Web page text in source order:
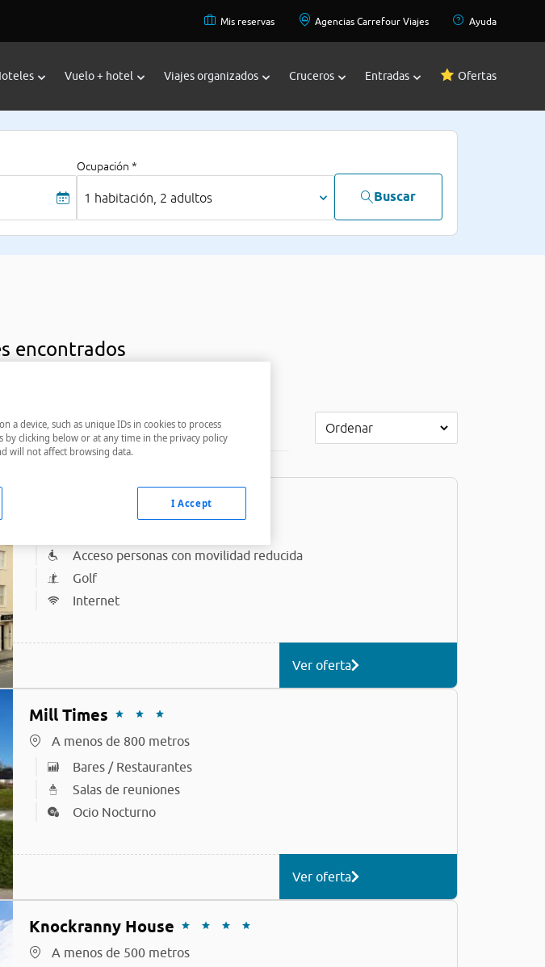
Mis reservas Agencias Carrefour Viajes Ayuda
Vuelo + hotel Viajes organizados Cruceros Entradas Ofertas
Ocupación *
1 habitación, 2 adultos Buscar
encontrados
Mapa
Acceso personas con movilidad reducida
Golf
Internet
Ver oferta
Mill Times
A menos de 800 metros
Bares / Restaurantes
Salas de reuniones
Ocio Nocturno
Ver oferta
Knockranny House
A menos de 500 metros
a device, such as unique IDs in cookies to process
by clicking below or at any time in the privacy policy
will not affect browsing data.
I Accept